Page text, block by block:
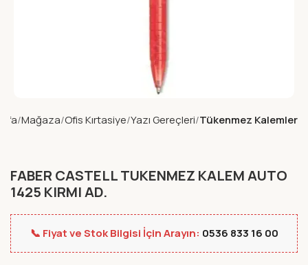
Mağaza Ofis Kırtasiye Yazı Gereçleri Tükenmez Kalemler
FABER CASTELL TUKENMEZ KALEM AUTO
1425 KIRMI AD.
📞 Fiyat ve Stok Bilgisi İçin Arayın: 0536 833 16 00